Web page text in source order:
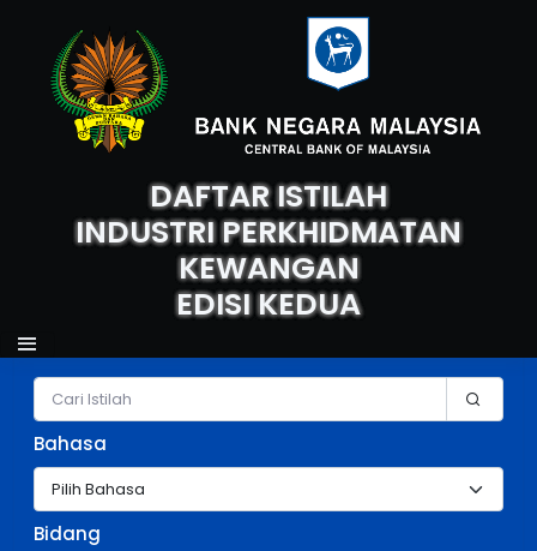
DAFTAR ISTILAH
INDUSTRI PERKHIDMATAN
KEWANGAN
EDISI KEDUA
Bahasa
Bidang